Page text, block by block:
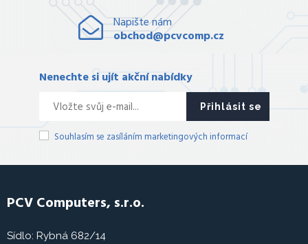
Napište nám
obchod@pcvcomp.cz
Nenechte si ujít akční nabídky
Přihlásit se
Souhlasím se zasíláním marketingových informací
PCV Computers, s.r.o.
Sídlo: Rybná 682/14